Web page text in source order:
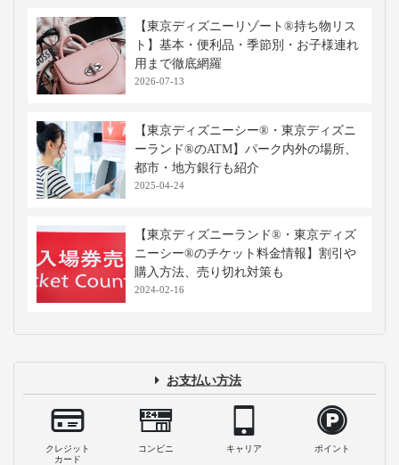
【東京ディズニーリゾート®持ち物リス
ト】基本・便利品・季節別・お子様連れ
用まで徹底網羅
2026-07-13
【東京ディズニーシー®・東京ディズニ
ーランド®のATM】パーク内外の場所、
都市・地方銀行も紹介
2025-04-24
【東京ディズニーランド®・東京ディズ
ニーシー®のチケット料金情報】割引や
購入方法、売り切れ対策も
2024-02-16
お支払い方法
クレジット
カード
コンビニ キャリア ポイント